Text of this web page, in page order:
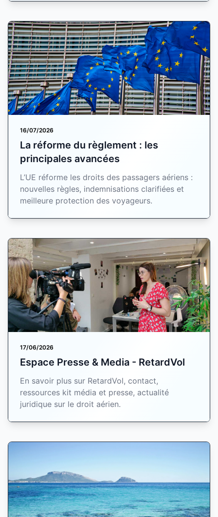
16/07/2026
La réforme du règlement : les
principales avancées
L’UE réforme les droits des passagers aériens :
nouvelles règles, indemnisations clarifiées et
meilleure protection des voyageurs.
17/06/2026
Espace Presse & Media - RetardVol
En savoir plus sur RetardVol, contact,
ressources kit média et presse, actualité
juridique sur le droit aérien.